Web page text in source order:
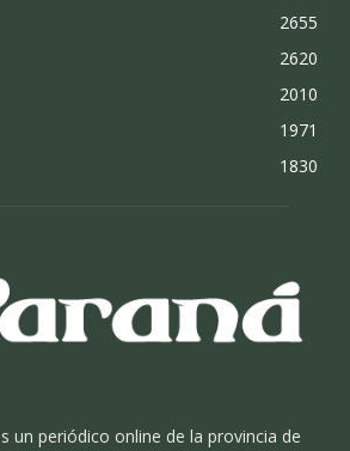
2655
2620
2010
1971
1830
un periódico online de la provincia de